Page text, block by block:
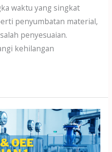
waktu yang singkat
penyumbatan material,
penyesuaian.
kehilangan